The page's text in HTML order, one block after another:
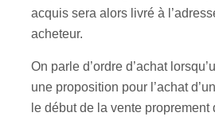
acquis sera alors livré à
acheteur.
On parle d’ordre d’achat
une proposition pour l’achat
le début de la vente proprement